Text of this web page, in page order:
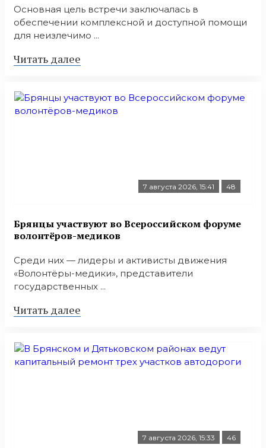
Основная цель встречи заключалась в
обеспечении комплексной и доступной помощи
для неизлечимо ...
Читать далее
7 августа 2026, 15:41 48
Брянцы участвуют во Всероссийском форуме
волонтёров-медиков
Среди них — лидеры и активисты движения
«Волонтёры-медики», представители
государственных ...
Читать далее
7 августа 2026, 15:33 46